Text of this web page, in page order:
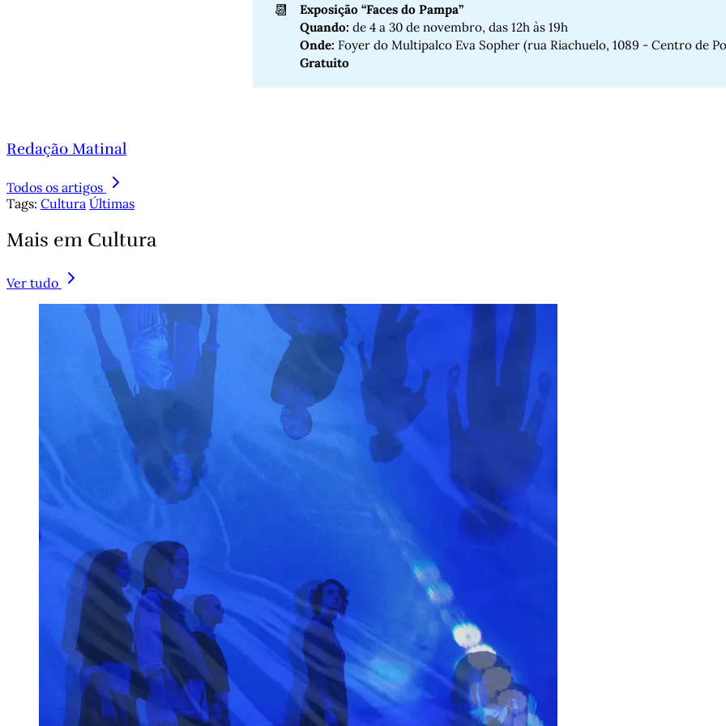
📆
Exposição “Faces do Pampa”
Quando: de 4 a 30 de novembro, das 12h às 19h
Onde: Foyer do Multipalco Eva Sopher (rua Riachuelo, 1089 - Centro de
Gratuito
Redação Matinal
Todos os artigos
Tags: Cultura Últimas
Mais em Cultura
Ver tudo